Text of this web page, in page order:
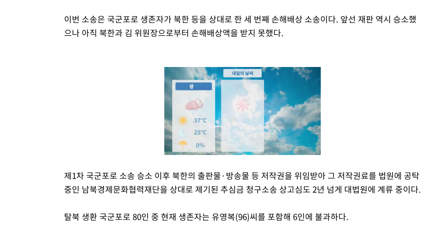
이번 소송은 국군포로 생존자가 북한 등을 상대로 한 세 번째 손해배상 소송이다. 앞선 재판 역시 승소했
으나 아직 북한과 김 위원장으로부터 손해배상액을 받지 못했다.
Mute
제1차 국군포로 소송 승소 이후 북한의 출판물·방송물 등 저작권을 위임받아 그 저작권료를 법원에 공탁
중인 남북경제문화협력재단을 상대로 제기된 추심금 청구소송 상고심도 2년 넘게 대법원에 계류 중이다.
탈북 생환 국군포로 80인 중 현재 생존자는 유영복(96)씨를 포함해 6인에 불과하다.